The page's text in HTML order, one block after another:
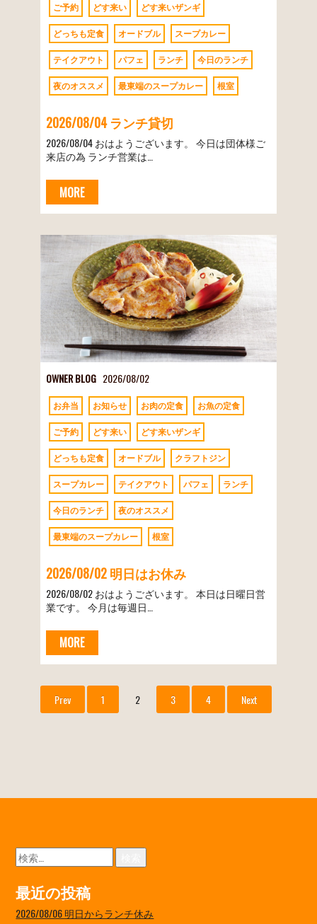
ご予約 どす来い どす来いザンギ
どっちも定食 オードブル スープカレー
テイクアウト パフェ ランチ 今日のランチ
夜のオススメ 最東端のスープカレー 根室
2026/08/04 ランチ貸切
2026/08/04 おはようございます。 今日は団体様ご
来店の為 ランチ営業は…
MORE
OWNER BLOG 2026/08/02
お弁当 お知らせ お肉の定食 お魚の定食
ご予約 どす来い どす来いザンギ
どっちも定食 オードブル クラフトジン
スープカレー テイクアウト パフェ ランチ
今日のランチ 夜のオススメ
最東端のスープカレー 根室
2026/08/02 明日はお休み
2026/08/02 おはようございます。 本日は日曜日営
業です。 今月は毎週日…
MORE
Prev 1 2 3 4 Next
検
索:
最近の投稿
2026/08/06 明日からランチ休み